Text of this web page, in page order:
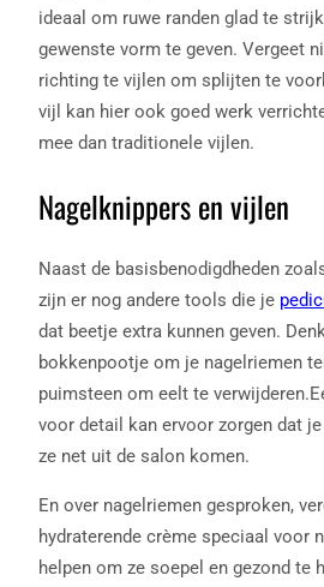
ideaal om ruwe randen glad te
gewenste vorm te geven. Vergeet
richting te vijlen om splijten te
vijl kan hier ook goed werk
mee dan traditionele vijlen.
Nagelknippers en vijlen
Naast de basisbenodigdheden
zijn er nog andere tools die je
dat beetje extra kunnen geven.
bokkenpootje om je nagelriemen
puimsteen om eelt te
voor detail kan ervoor zorgen dat
ze net uit de salon komen.
En over nagelriemen gesproken,
hydraterende crème speciaal voor
helpen om ze soepel en gezond te